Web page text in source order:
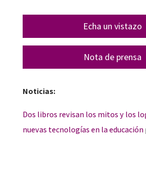
Echa un vistazo
Nota de prensa
Noticias:
Dos libros revisan los mitos y los
nuevas tecnologías en la educación